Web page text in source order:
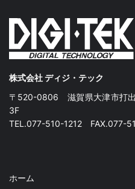
株式会社 ディジ・テック
〒520-0806 滋賀県大津市打
3F
TEL.077-510-1212 FAX.077-
ホーム